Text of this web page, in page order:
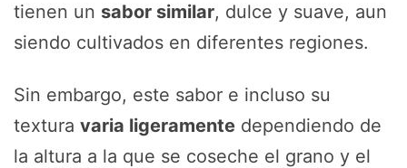
tienen un sabor similar, dulce y suave, aun
siendo cultivados en diferentes regiones.
Sin embargo, este sabor e incluso su
textura varia ligeramente dependiendo de
la altura a la que se coseche el grano y el